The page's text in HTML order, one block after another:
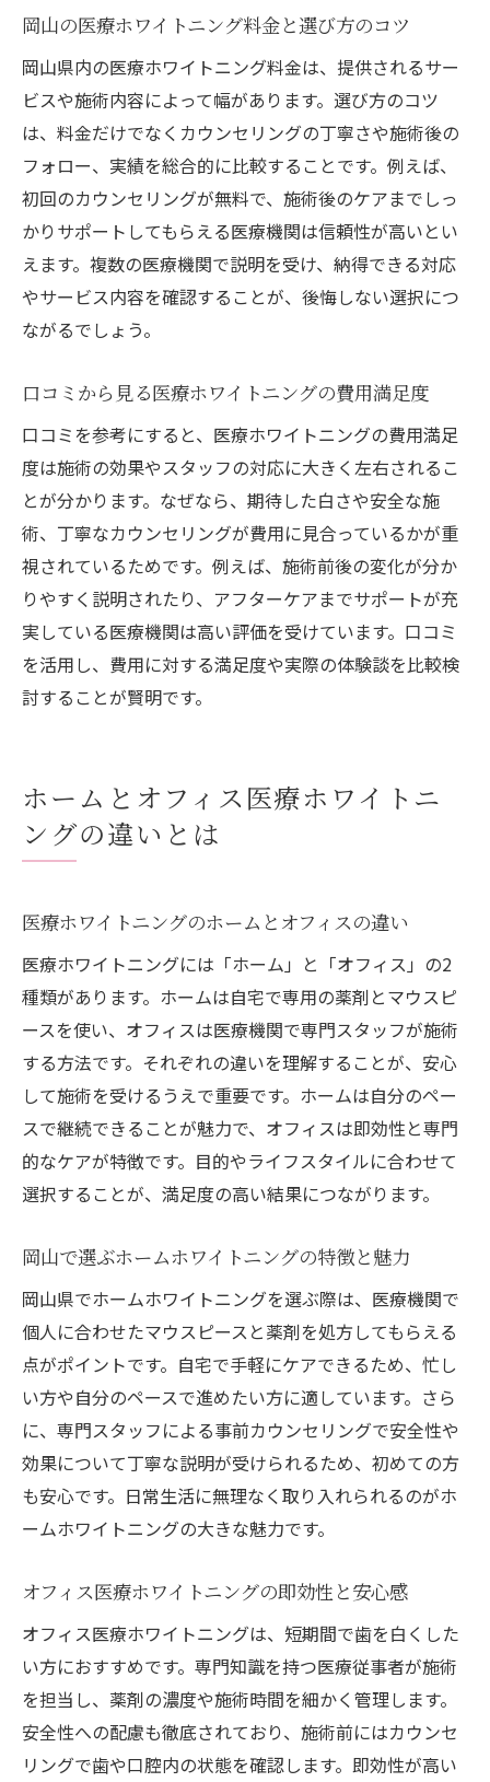
岡山の医療ホワイトニング料金と選び方のコツ
岡山県内の医療ホワイトニング料金は、提供されるサー
ビスや施術内容によって幅があります。選び方のコツ
は、料金だけでなくカウンセリングの丁寧さや施術後の
フォロー、実績を総合的に比較することです。例えば、
初回のカウンセリングが無料で、施術後のケアまでしっ
かりサポートしてもらえる医療機関は信頼性が高いとい
えます。複数の医療機関で説明を受け、納得できる対応
やサービス内容を確認することが、後悔しない選択につ
ながるでしょう。
口コミから見る医療ホワイトニングの費用満足度
口コミを参考にすると、医療ホワイトニングの費用満足
度は施術の効果やスタッフの対応に大きく左右されるこ
とが分かります。なぜなら、期待した白さや安全な施
術、丁寧なカウンセリングが費用に見合っているかが重
視されているためです。例えば、施術前後の変化が分か
りやすく説明されたり、アフターケアまでサポートが充
実している医療機関は高い評価を受けています。口コミ
を活用し、費用に対する満足度や実際の体験談を比較検
討することが賢明です。
ホームとオフィス医療ホワイトニ
ングの違いとは
医療ホワイトニングのホームとオフィスの違い
医療ホワイトニングには「ホーム」と「オフィス」の2
種類があります。ホームは自宅で専用の薬剤とマウスピ
ースを使い、オフィスは医療機関で専門スタッフが施術
する方法です。それぞれの違いを理解することが、安心
して施術を受けるうえで重要です。ホームは自分のペー
スで継続できることが魅力で、オフィスは即効性と専門
的なケアが特徴です。目的やライフスタイルに合わせて
選択することが、満足度の高い結果につながります。
岡山で選ぶホームホワイトニングの特徴と魅力
岡山県でホームホワイトニングを選ぶ際は、医療機関で
個人に合わせたマウスピースと薬剤を処方してもらえる
点がポイントです。自宅で手軽にケアできるため、忙し
い方や自分のペースで進めたい方に適しています。さら
に、専門スタッフによる事前カウンセリングで安全性や
効果について丁寧な説明が受けられるため、初めての方
も安心です。日常生活に無理なく取り入れられるのがホ
ームホワイトニングの大きな魅力です。
オフィス医療ホワイトニングの即効性と安心感
オフィス医療ホワイトニングは、短期間で歯を白くした
い方におすすめです。専門知識を持つ医療従事者が施術
を担当し、薬剤の濃度や施術時間を細かく管理します。
安全性への配慮も徹底されており、施術前にはカウンセ
リングで歯や口腔内の状態を確認します。即効性が高い